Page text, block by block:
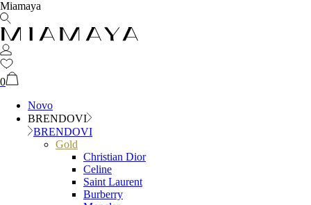
Miamaya
0
Novo
BRENDOVI
BRENDOVI
Gold
Christian Dior
Celine
Saint Laurent
Burberry